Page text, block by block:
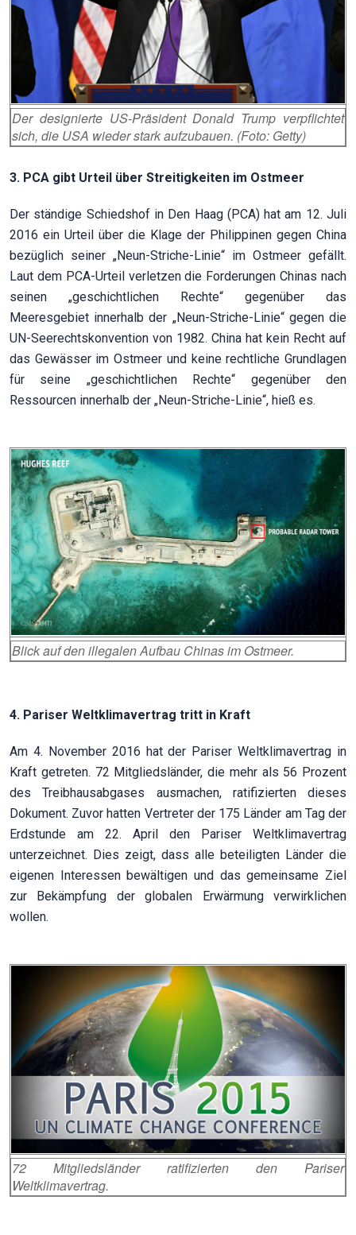
Der designierte US-Präsident Donald Trump verpflichtet
sich, die USA wieder stark aufzubauen. (Foto: Getty)
3. PCA gibt Urteil über Streitigkeiten im Ostmeer
Der ständige Schiedshof in Den Haag (PCA) hat am 12. Juli
2016 ein Urteil über die Klage der Philippinen gegen China
bezüglich seiner „Neun-Striche-Linie“ im Ostmeer gefällt.
Laut dem PCA-Urteil verletzen die Forderungen Chinas nach
seinen „geschichtlichen Rechte“ gegenüber das
Meeresgebiet innerhalb der „Neun-Striche-Linie“ gegen die
UN-Seerechtskonvention von 1982. China hat kein Recht auf
das Gewässer im Ostmeer und keine rechtliche Grundlagen
für seine „geschichtlichen Rechte“ gegenüber den
Ressourcen innerhalb der „Neun-Striche-Linie“, hieß es.
Blick auf den illegalen Aufbau Chinas im Ostmeer.
4. Pariser Weltklimavertrag tritt in Kraft
Am 4. November 2016 hat der Pariser Weltklimavertrag in
Kraft getreten. 72 Mitgliedsländer, die mehr als 56 Prozent
des Treibhausabgases ausmachen, ratifizierten dieses
Dokument. Zuvor hatten Vertreter der 175 Länder am Tag der
Erdstunde am 22. April den Pariser Weltklimavertrag
unterzeichnet. Dies zeigt, dass alle beteiligten Länder die
eigenen Interessen bewältigen und das gemeinsame Ziel
zur Bekämpfung der globalen Erwärmung verwirklichen
wollen.
72 Mitgliedsländer ratifizierten den Pariser
Weltklimavertrag.